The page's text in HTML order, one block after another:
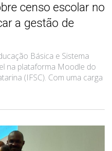
censo escolar no
a gestão de
Básica e Sistema
na plataforma Moodle do
(IFSC). Com uma carga